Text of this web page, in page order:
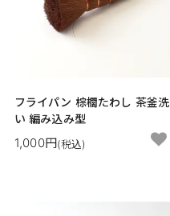
フライパン 棕櫚たわし 茶釜洗
い 編み込み型
1,000円(税込)